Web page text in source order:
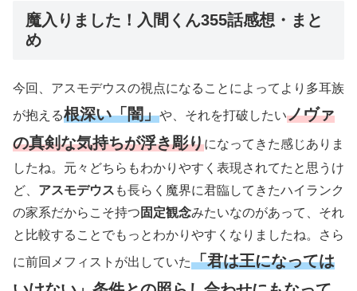
魔入りました！入間くん355話感想・まと
め
今回、アスモデウスの視点になることによってより多耳族
が抱える根深い「闇」や、それを打破したいノヴァ
の真剣な気持ちが浮き彫りになってきた感じありま
したね。元々どちらもわかりやすく表現されてたと思うけ
ど、 アスモデウス も長らく魔界に君臨してきたハイランク
の家系だからこそ持つ 固定観念みたいなのがあって、それ
と比較することでもっとわかりやすくなりましたね。さら
に前回メフィストが出していた「君は王になっては